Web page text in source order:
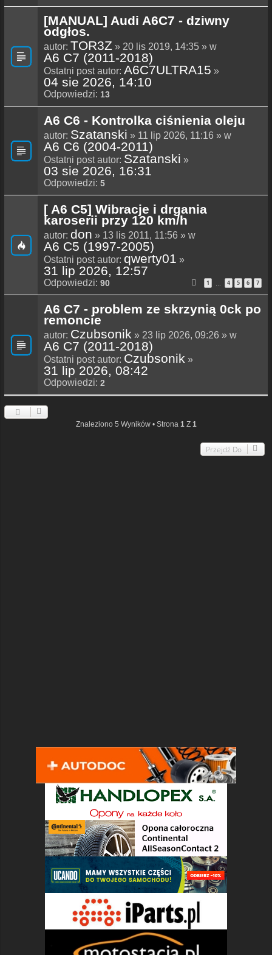
[MANUAL] Audi A6C7 - dziwny
odgłos.
autor: TOR3Z » 20 lis 2019, 14:35 » w
A6 C7 (2011-2018)
Ostatni post autor: A6C7ULTRA15 »
04 sie 2026, 14:10
Odpowiedzi: 13
A6 C6 - Kontrolka ciśnienia oleju
autor: Szatanski » 11 lip 2026, 11:16 » w
A6 C6 (2004-2011)
Ostatni post autor: Szatanski »
03 sie 2026, 16:31
Odpowiedzi: 5
[ A6 C5] Wibracje i drgania
karoserii przy 120 km/h
autor: don » 13 lis 2011, 11:56 » w
A6 C5 (1997-2005)
Ostatni post autor: qwerty01 »
31 lip 2026, 12:57
Odpowiedzi: 90 1 … 4 5 6 7
A6 C7 - problem ze skrzynią 0ck po
remoncie
autor: Czubsonik » 23 lip 2026, 09:26 » w
A6 C7 (2011-2018)
Ostatni post autor: Czubsonik »
31 lip 2026, 08:42
Odpowiedzi: 2
Znaleziono 5 Wyników • Strona 1 Z 1
Przejdź Do